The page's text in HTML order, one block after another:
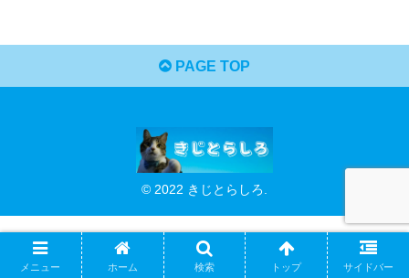
PAGE TOP
© 2022 きじとらしろ.
メニュー ホーム 検索 トップ サイドバー